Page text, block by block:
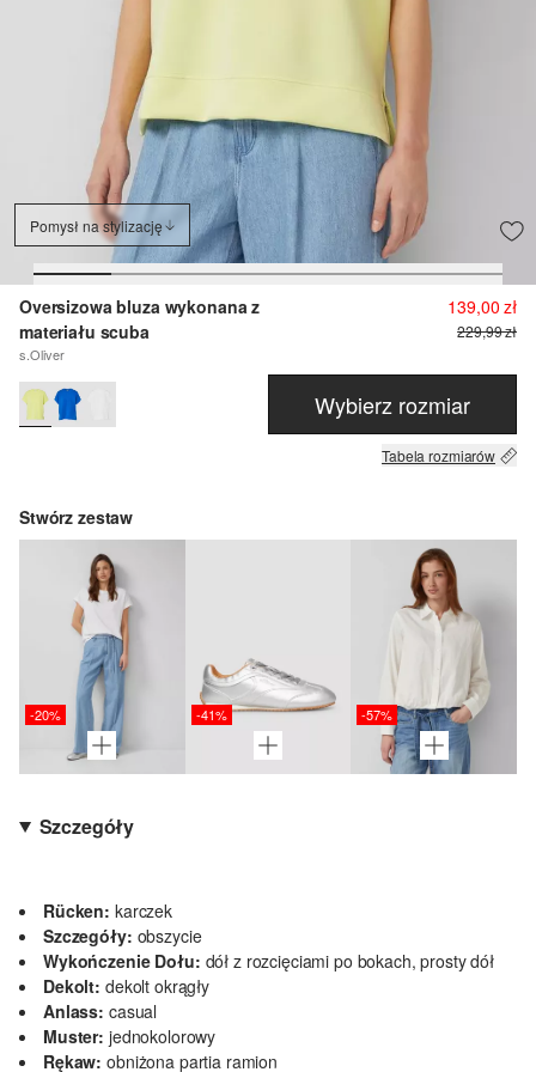
Pomysł na stylizację
Oversizowa bluza wykonana z
materiału scuba
s.Oliver
139,00 zł
229,99 zł
Wybierz rozmiar
Tabela rozmiarów
Stwórz zestaw
-20% -41% -57%
Szczegóły
Rücken: karczek
Szczegóły: obszycie
Wykończenie Dołu: dół z rozcięciami po bokach, prosty dół
Dekolt: dekolt okrągły
Anlass: casual
Muster: jednokolorowy
Rękaw: obniżona partia ramion